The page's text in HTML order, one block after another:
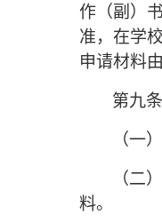
作（副）
准，在学
申请材料
第九
（一
（二
料。